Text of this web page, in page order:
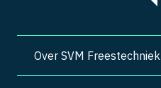
Over SVM Freestechniek